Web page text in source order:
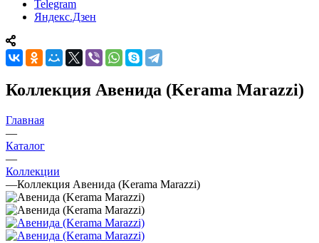
Telegram
Яндекс.Дзен
Коллекция Авенида (Kerama Marazzi)
Главная
—
Каталог
—
Коллекции
—Коллекция Авенида (Kerama Marazzi)